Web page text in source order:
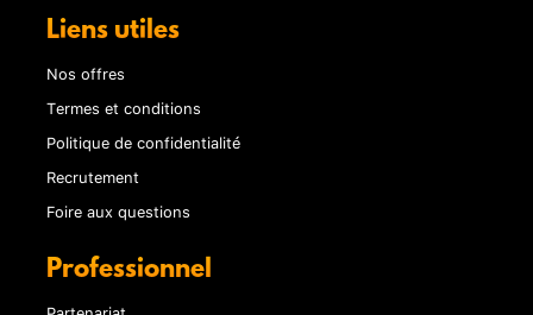
Liens utiles
Nos offres
Termes et conditions
Politique de confidentialité
Recrutement
Foire aux questions
Professionnel